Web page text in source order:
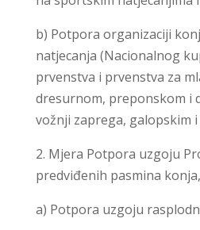
b) Potpora organizaciji
natjecanja (Nacionalnog
prvenstva i prvenstva za
dresurnom, preponskom i
vožnji zaprega, galopskim
2. Mjera Potpora uzgoju
predviđenih pasmina
a) Potpora uzgoju